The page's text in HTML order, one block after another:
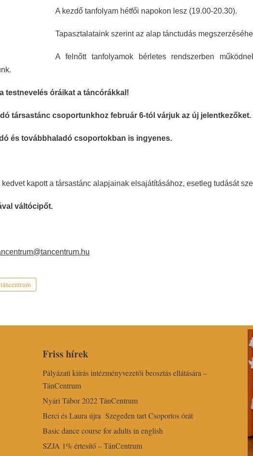
A kezdő tanfolyam hétfői napokon lesz (19.00-20.30).
Tapasztalataink szerint az alap tánctudás
A felnőtt tanfolyamok bérletes rendszerben
testnevelés óráikat a táncórákkal!
társastánc csoportunkhoz február 6-tól várjuk az új
és továbbhaladó csoportokban is ingyenes.
kapott a társastánc alapjainak elsajátításához, esetleg tudását
váltócipőt.
táncentrum
Friss hírek
Pályázati kiírás intézményvezetői beosztás ellátására –
TánCentrum
Nyári Tábor 2022 TánCentrum
Berci és Laura újra Szegeden tart Csoportos órát
Basic dance course for adults in english
SZJA 1% értesítő – TánCentrum